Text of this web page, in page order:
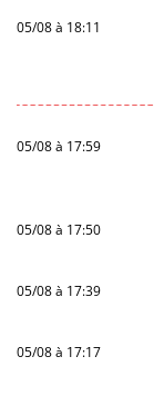
05/08 à 18:11
05/08 à 17:59
05/08 à 17:50
05/08 à 17:39
05/08 à 17:17